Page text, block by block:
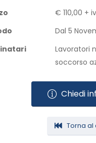
€ 110,00 +
Dal 5
Lavoratori
soccorso
Chiedi
Torna